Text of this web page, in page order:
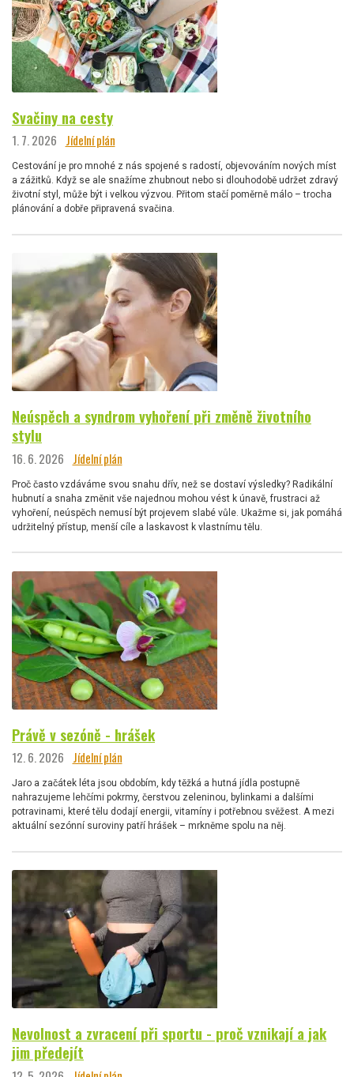
Svačiny na cesty
1. 7. 2026 Jídelní plán
Cestování je pro mnohé z nás spojené s radostí, objevováním nových míst
a zážitků. Když se ale snažíme zhubnout nebo si dlouhodobě udržet zdravý
životní styl, může být i velkou výzvou. Přitom stačí poměrně málo – trocha
plánování a dobře připravená svačina.
Neúspěch a syndrom vyhoření při změně životního
stylu
16. 6. 2026 Jídelní plán
Proč často vzdáváme svou snahu dřív, než se dostaví výsledky? Radikální
hubnutí a snaha změnit vše najednou mohou vést k únavě, frustraci až
vyhoření, neúspěch nemusí být projevem slabé vůle. Ukažme si, jak pomáhá
udržitelný přístup, menší cíle a laskavost k vlastnímu tělu.
Právě v sezóně - hrášek
12. 6. 2026 Jídelní plán
Jaro a začátek léta jsou obdobím, kdy těžká a hutná jídla postupně
nahrazujeme lehčími pokrmy, čerstvou zeleninou, bylinkami a dalšími
potravinami, které tělu dodají energii, vitamíny i potřebnou svěžest. A mezi
aktuální sezónní suroviny patří hrášek – mrkněme spolu na něj.
Nevolnost a zvracení při sportu - proč vznikají a jak
jim předejít